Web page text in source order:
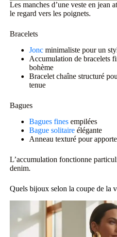
Les manches d’une veste en jean
le regard vers les poignets.
Bracelets
Jonc minimaliste pour un
Accumulation de bracelets
bohème
Bracelet chaîne structuré
tenue
Bagues
Bagues fines empilées
Bague solitaire élégante
Anneau texturé pour
L’accumulation fonctionne
denim.
Quels bijoux selon la coupe de la